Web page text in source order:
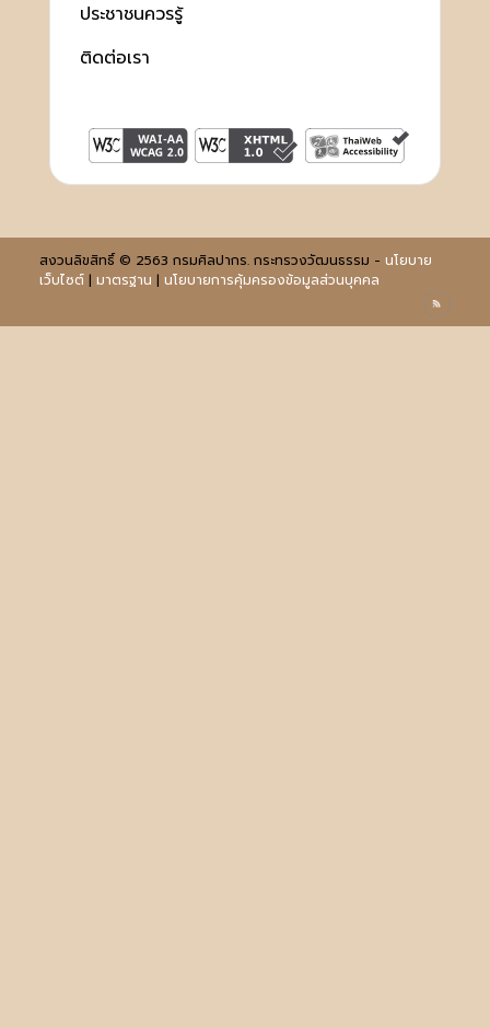
ประชาชนควรรู้
ติดต่อเรา
สงวนลิขสิทธิ์ © 2563 กรมศิลปากร. กระทรวงวัฒนธรรม - นโยบาย
เว็บไซต์| มาตรฐาน | นโยบายการคุ้มครองข้อมูลส่วนบุคคล